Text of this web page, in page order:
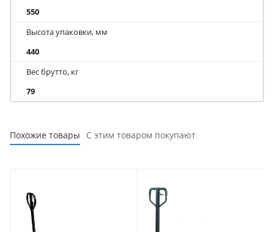
550
Высота упаковки, мм
440
Вес брутто, кг
79
Похожие товары С этим товаром покупают